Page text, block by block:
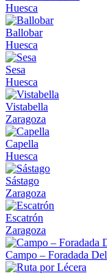
Huesca
Ballobar
Huesca
Sesa
Huesca
Vistabella
Zaragoza
Capella
Huesca
Sástago
Zaragoza
Escatrón
Zaragoza
Campo – Foradada